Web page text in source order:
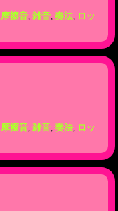
摩擦音, 雑音, 奏法, ロッ
摩擦音, 雑音, 奏法, ロッ